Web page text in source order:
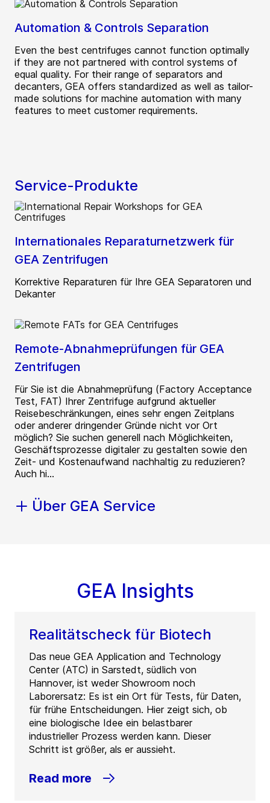
Automation & Controls Separation
Even the best centrifuges cannot function optimally
if they are not partnered with control systems of
equal quality. For their range of separators and
decanters, GEA offers standardized as well as tailor-
made solutions for machine automation with many
features to meet customer requirements.
Service-Produkte
Internationales Reparaturnetzwerk für
GEA Zentrifugen
Korrektive Reparaturen für Ihre GEA Separatoren und
Dekanter
Remote-Abnahmeprüfungen für GEA
Zentrifugen
Für Sie ist die Abnahmeprüfung (Factory Acceptance
Test, FAT) Ihrer Zentrifuge aufgrund aktueller
Reisebeschränkungen, eines sehr engen Zeitplans
oder anderer dringender Gründe nicht vor Ort
möglich? Sie suchen generell nach Möglichkeiten,
Geschäftsprozesse digitaler zu gestalten sowie den
Zeit- und Kostenaufwand nachhaltig zu reduzieren?
Auch hi...
Über GEA Service
GEA Insights
Realitätscheck für Biotech
Das neue GEA Application and Technology
Center (ATC) in Sarstedt, südlich von
Hannover, ist weder Showroom noch
Laborersatz: Es ist ein Ort für Tests, für Daten,
für frühe Entscheidungen. Hier zeigt sich, ob
eine biologische Idee ein belastbarer
industrieller Prozess werden kann. Dieser
Schritt ist größer, als er aussieht.
Read more